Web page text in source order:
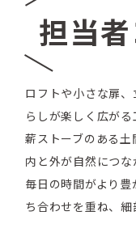
担当
ロフトや小さな扉
らしが楽しく広がる
薪ストーブのある土
内と外が自然につな
毎日の時間がより
ち合わせを重ね、細